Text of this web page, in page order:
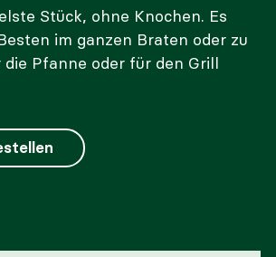
Stück, ohne Knochen. Es
im ganzen Braten oder zu
Pfanne oder für den Grill